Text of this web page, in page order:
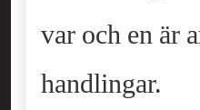
var och en är
handlingar.